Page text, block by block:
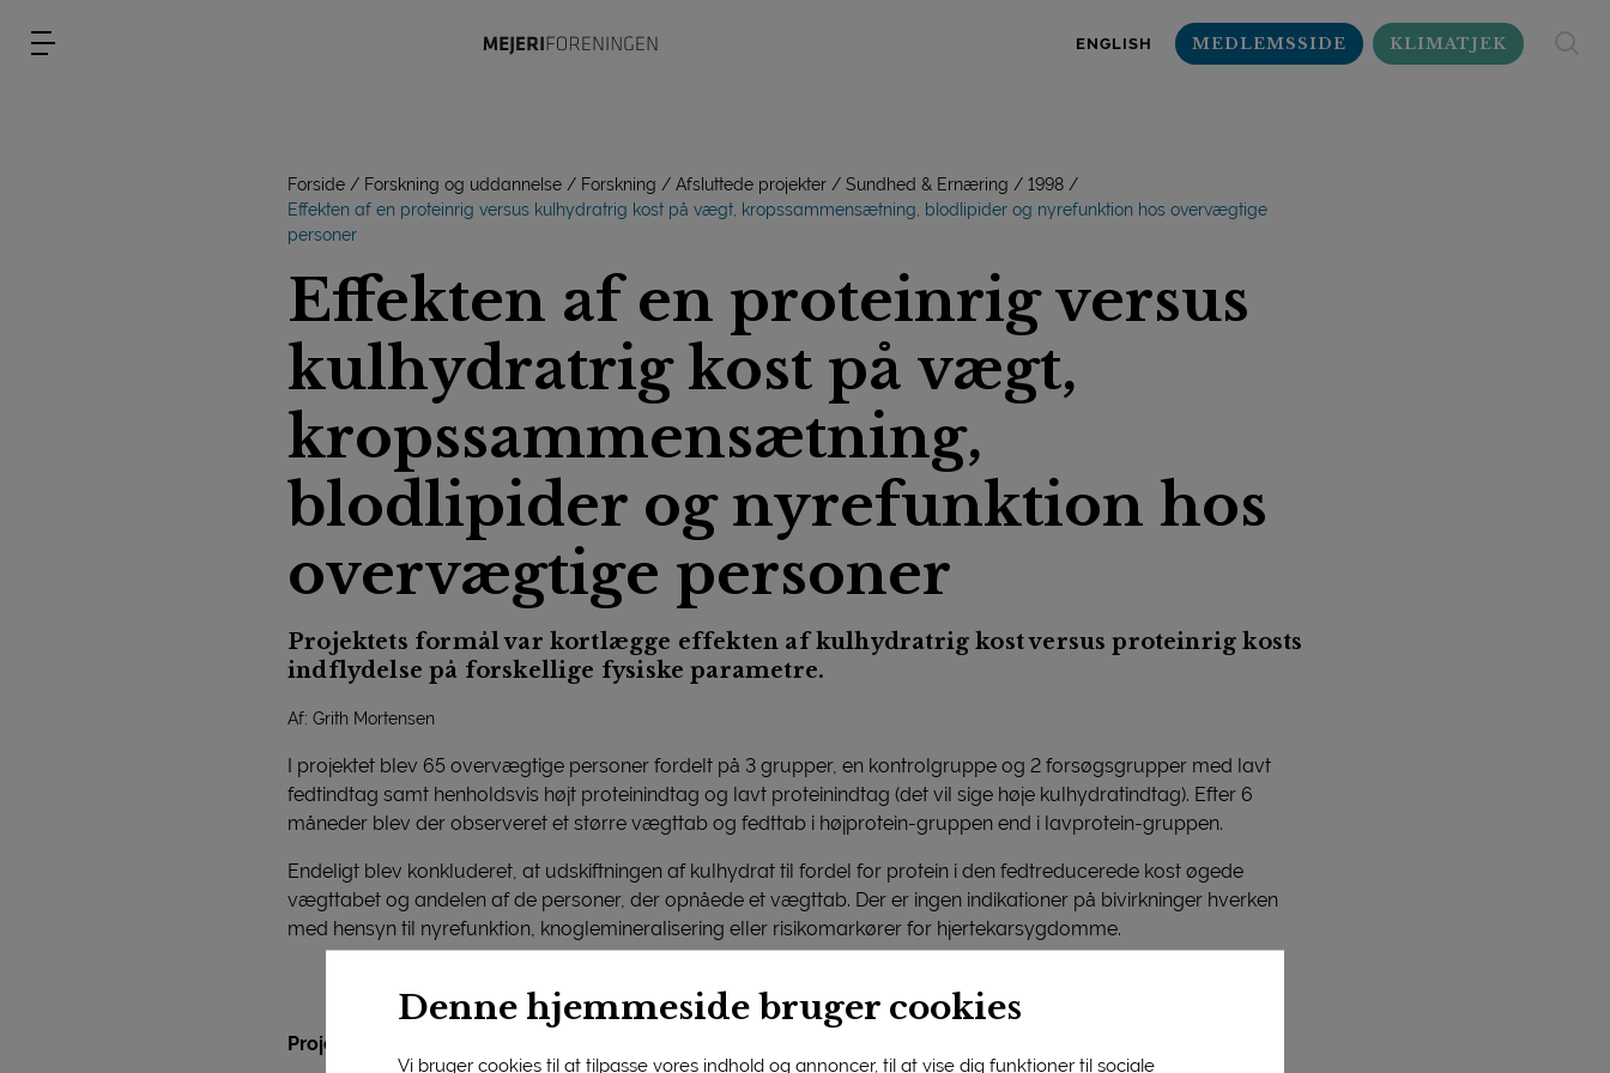
Denne hjemmeside bruger cookies
Vi bruger cookies til at tilpasse vores indhold og annoncer, til at vise dig funktioner til sociale
ENGLISH MEDLEMSSIDE KLIMATJEK
Forside Forskning og uddannelse Forskning Afsluttede projekter Sundhed & Ernæring
1998
Effekten af en proteinrig versus kulhydratrig kost på vægt, kropssammensætning, blodlipider og nyrefunktion hos overvægtige
personer
Effekten af en proteinrig versus
kulhydratrig kost på vægt,
kropssammensætning,
blodlipider og nyrefunktion hos
overvægtige personer
Projektets formål var kortlægge effekten af kulhydratrig kost versus proteinrig kosts
indflydelse på forskellige fysiske parametre.
Af: Grith Mortensen
I projektet blev 65 overvægtige personer fordelt på 3 grupper, en kontrolgruppe og 2 forsøgsgrupper med lavt
fedtindtag samt henholdsvis højt proteinindtag og lavt proteinindtag (det vil sige høje kulhydratindtag). Efter 6
måneder blev der observeret et større vægttab og fedttab i højprotein-gruppen end i lavprotein-gruppen.
Endeligt blev konkluderet, at udskiftningen af kulhydrat til fordel for protein i den fedtreducerede kost øgede
vægttabet og andelen af de personer, der opnåede et vægttab. Der er ingen indikationer på bivirkninger hverken
med hensyn til nyrefunktion, knoglemineralisering eller risikomarkører for hjertekarsygdomme.
Projekt: